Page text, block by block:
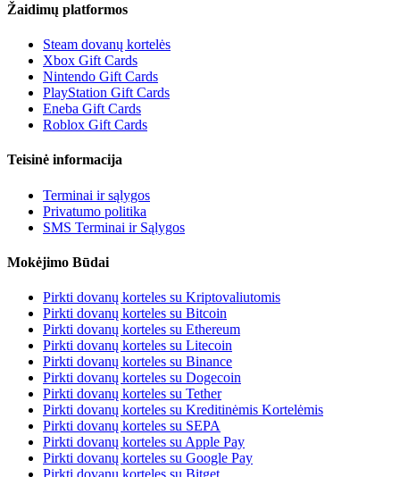
Žaidimų platformos
Steam dovanų kortelės
Xbox Gift Cards
Nintendo Gift Cards
PlayStation Gift Cards
Eneba Gift Cards
Roblox Gift Cards
Teisinė informacija
Terminai ir sąlygos
Privatumo politika
SMS Terminai ir Sąlygos
Mokėjimo Būdai
Pirkti dovanų korteles su Kriptovaliutomis
Pirkti dovanų korteles su Bitcoin
Pirkti dovanų korteles su Ethereum
Pirkti dovanų korteles su Litecoin
Pirkti dovanų korteles su Binance
Pirkti dovanų korteles su Dogecoin
Pirkti dovanų korteles su Tether
Pirkti dovanų korteles su Kreditinėmis Kortelėmis
Pirkti dovanų korteles su SEPA
Pirkti dovanų korteles su Apple Pay
Pirkti dovanų korteles su Google Pay
Pirkti dovanų korteles su Bitget